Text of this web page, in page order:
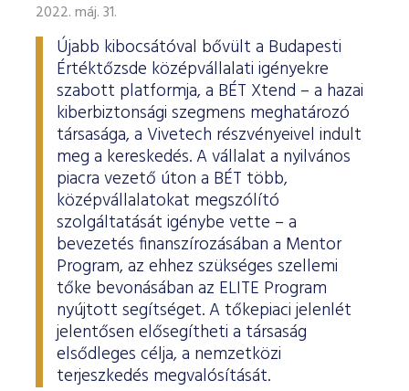
ESG Útmutató
2022. máj. 31.
Újabb kibocsátóval bővült a Budapesti
Értéktőzsde középvállalati igényekre
szabott platformja, a BÉT Xtend – a hazai
kiberbiztonsági szegmens meghatározó
társasága, a Vivetech részvényeivel indult
meg a kereskedés. A vállalat a nyilvános
piacra vezető úton a BÉT több,
középvállalatokat megszólító
szolgáltatását igénybe vette – a
bevezetés finanszírozásában a Mentor
Program, az ehhez szükséges szellemi
tőke bevonásában az ELITE Program
nyújtott segítséget. A tőkepiaci jelenlét
jelentősen elősegítheti a társaság
elsődleges célja, a nemzetközi
terjeszkedés megvalósítását.